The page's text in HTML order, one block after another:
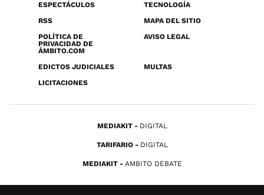
ESPECTÁCULOS
TECNOLOGÍA
RSS
MAPA DEL SITIO
POLÍTICA DE
PRIVACIDAD DE
ÁMBITO.COM
AVISO LEGAL
EDICTOS JUDICIALES
MULTAS
LICITACIONES
MEDIAKIT DIGITAL
TARIFARIO DIGITAL
MEDIAKIT AMBITO DEBATE